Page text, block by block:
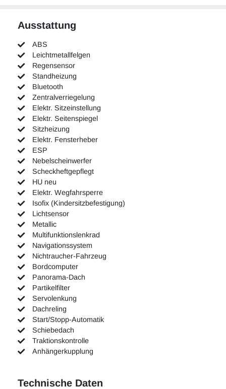
Ausstattung
ABS
Leichtmetallfelgen
Regensensor
Standheizung
Bluetooth
Zentralverriegelung
Elektr. Sitzeinstellung
Elektr. Seitenspiegel
Sitzheizung
Elektr. Fensterheber
ESP
Nebelscheinwerfer
Scheckheftgepflegt
HU neu
Elektr. Wegfahrsperre
Isofix (Kindersitzbefestigung)
Lichtsensor
Metallic
Multifunktionslenkrad
Navigationssystem
Nichtraucher-Fahrzeug
Bordcomputer
Panorama-Dach
Partikelfilter
Servolenkung
Dachreling
Start/Stopp-Automatik
Schiebedach
Traktionskontrolle
Anhängerkupplung
Technische Daten